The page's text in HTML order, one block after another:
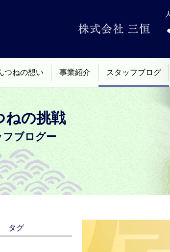
つねの想い 事業紹介 スタッフブログ
ねの挑戦
フブログー
タグ